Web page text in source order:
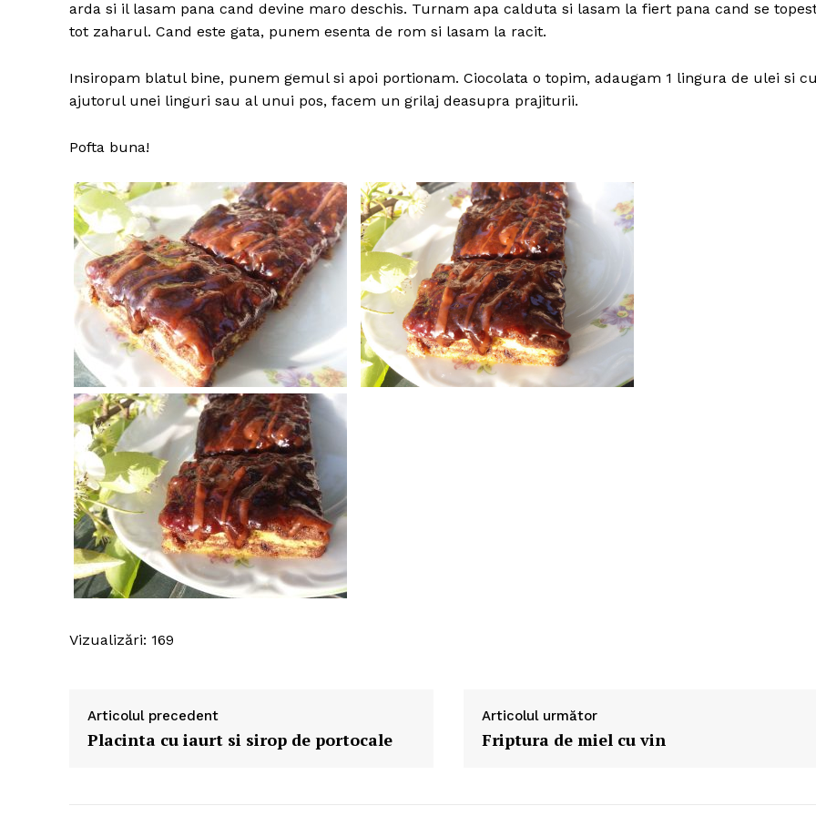
arda si il lasam pana cand devine maro deschis. Turnam apa calduta si lasam la fiert pana cand se
tot zaharul. Cand este gata, punem esenta de rom si lasam la racit.
Insiropam blatul bine, punem gemul si apoi portionam. Ciocolata o topim, adaugam 1 lingura de ulei si
ajutorul unei linguri sau al unui pos, facem un grilaj deasupra prajiturii.
Pofta buna!
Vizualizări: 169
Articolul precedent
Placinta cu iaurt si sirop de portocale
Articolul următor
Friptura de miel cu vin